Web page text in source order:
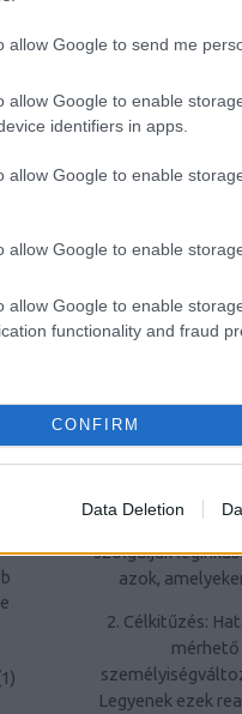
allow Google to send me
allow Google to enable
identifiers in apps.
allow Google to enable
allow Google to enable
allow Google to enable
functionality and fraud
CONFIRM
Data Deletion
)
1)
abban, hogy
életükhöz,
5. Személyes és
problémamegoldó
Hogyan
átgondolja saját
és céljait. Ismerje
szolgálják
azok,
2. Célkitűzés:
mérhető
Legyenek ezek